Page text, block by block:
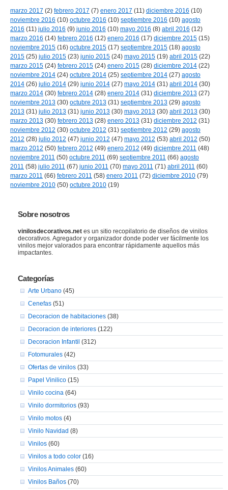
marzo 2017 (2) febrero 2017 (7) enero 2017 (11) diciembre 2016 (10)
noviembre 2016 (10) octubre 2016 (10) septiembre 2016 (10) agosto
2016 (11) julio 2016 (9) junio 2016 (10) mayo 2016 (8) abril 2016 (12)
marzo 2016 (14) febrero 2016 (12) enero 2016 (17) diciembre 2015 (15)
noviembre 2015 (16) octubre 2015 (17) septiembre 2015 (18) agosto
2015 (25) julio 2015 (23) junio 2015 (24) mayo 2015 (19) abril 2015 (22)
marzo 2015 (24) febrero 2015 (24) enero 2015 (28) diciembre 2014 (22)
noviembre 2014 (24) octubre 2014 (25) septiembre 2014 (27) agosto
2014 (26) julio 2014 (29) junio 2014 (27) mayo 2014 (31) abril 2014 (30)
marzo 2014 (30) febrero 2014 (28) enero 2014 (31) diciembre 2013 (27)
noviembre 2013 (30) octubre 2013 (31) septiembre 2013 (29) agosto
2013 (31) julio 2013 (31) junio 2013 (30) mayo 2013 (30) abril 2013 (30)
marzo 2013 (30) febrero 2013 (28) enero 2013 (31) diciembre 2012 (31)
noviembre 2012 (30) octubre 2012 (31) septiembre 2012 (29) agosto
2012 (28) julio 2012 (47) junio 2012 (47) mayo 2012 (53) abril 2012 (50)
marzo 2012 (50) febrero 2012 (49) enero 2012 (49) diciembre 2011 (48)
noviembre 2011 (50) octubre 2011 (69) septiembre 2011 (66) agosto
2011 (58) julio 2011 (67) junio 2011 (70) mayo 2011 (71) abril 2011 (60)
marzo 2011 (66) febrero 2011 (58) enero 2011 (72) diciembre 2010 (79)
noviembre 2010 (50) octubre 2010 (19)
Sobre nosotros
vinilosdecorativos.netes un sitio recopilatorio de diseños de vinilos
decorativos. Agregador y organizador donde poder ver fácilmente los
vinilos mejor valorados para encontrar rápidamente aquellos más
impactantes.
Categorías
Arte Urbano(45)
Cenefas(51)
Decoracion de habitaciones(38)
Decoracion de interiores(122)
Decoracion Infantil (312)
Fotomurales(42)
Ofertas de vinilos(33)
Papel Vinilico(15)
Vinilo cocina(64)
Vinilo dormitorios(93)
Vinilo motos(4)
Vinilo Navidad (8)
Vinilos(60)
Vinilos a todo color(16)
Vinilos Animales(60)
Vinilos Baños(70)